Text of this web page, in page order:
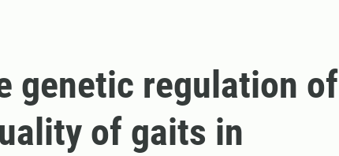
genetic regulation of
of gaits in